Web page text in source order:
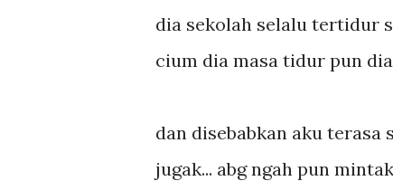
dia sekolah selalu tertidur
cium dia masa tidur pun
dan disebabkan aku
jugak... abg ngah pun